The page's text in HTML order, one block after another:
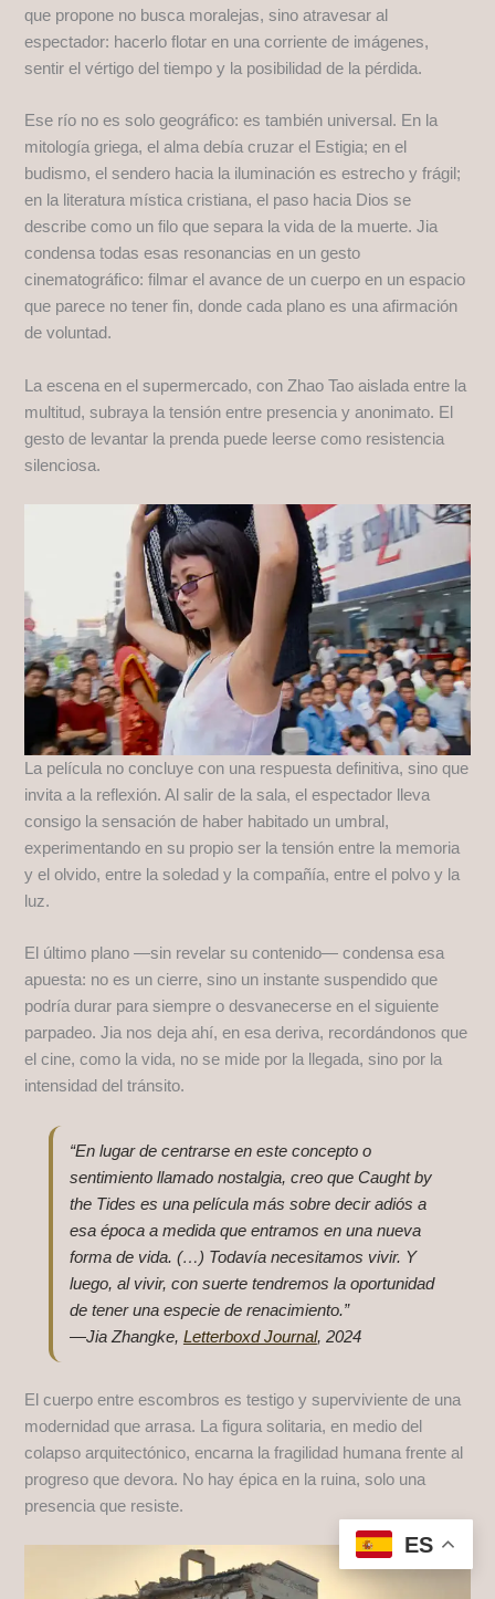
que propone no busca moralejas, sino atravesar al
espectador: hacerlo flotar en una corriente de imágenes,
sentir el vértigo del tiempo y la posibilidad de la pérdida.
Ese río no es solo geográfico: es también universal. En la
mitología griega, el alma debía cruzar el Estigia; en el
budismo, el sendero hacia la iluminación es estrecho y frágil;
en la literatura mística cristiana, el paso hacia Dios se
describe como un filo que separa la vida de la muerte. Jia
condensa todas esas resonancias en un gesto
cinematográfico: filmar el avance de un cuerpo en un espacio
que parece no tener fin, donde cada plano es una afirmación
de voluntad.
La escena en el supermercado, con Zhao Tao aislada entre la
multitud, subraya la tensión entre presencia y anonimato. El
gesto de levantar la prenda puede leerse como resistencia
silenciosa.
La película no concluye con una respuesta definitiva, sino que
invita a la reflexión. Al salir de la sala, el espectador lleva
consigo la sensación de haber habitado un umbral,
experimentando en su propio ser la tensión entre la memoria
y el olvido, entre la soledad y la compañía, entre el polvo y la
luz.
El último plano —sin revelar su contenido— condensa esa
apuesta: no es un cierre, sino un instante suspendido que
podría durar para siempre o desvanecerse en el siguiente
parpadeo. Jia nos deja ahí, en esa deriva, recordándonos que
el cine, como la vida, no se mide por la llegada, sino por la
intensidad del tránsito.
“En lugar de centrarse en este concepto o
sentimiento llamado nostalgia, creo que Caught by
the Tides es una película más sobre decir adiós a
esa época a medida que entramos en una nueva
forma de vida. (…) Todavía necesitamos vivir. Y
luego, al vivir, con suerte tendremos la oportunidad
de tener una especie de renacimiento.”
—Jia Zhangke, Letterboxd Journal, 2024
El cuerpo entre escombros es testigo y superviviente de una
modernidad que arrasa. La figura solitaria, en medio del
colapso arquitectónico, encarna la fragilidad humana frente al
progreso que devora. No hay épica en la ruina, solo una
presencia que resiste.
ES